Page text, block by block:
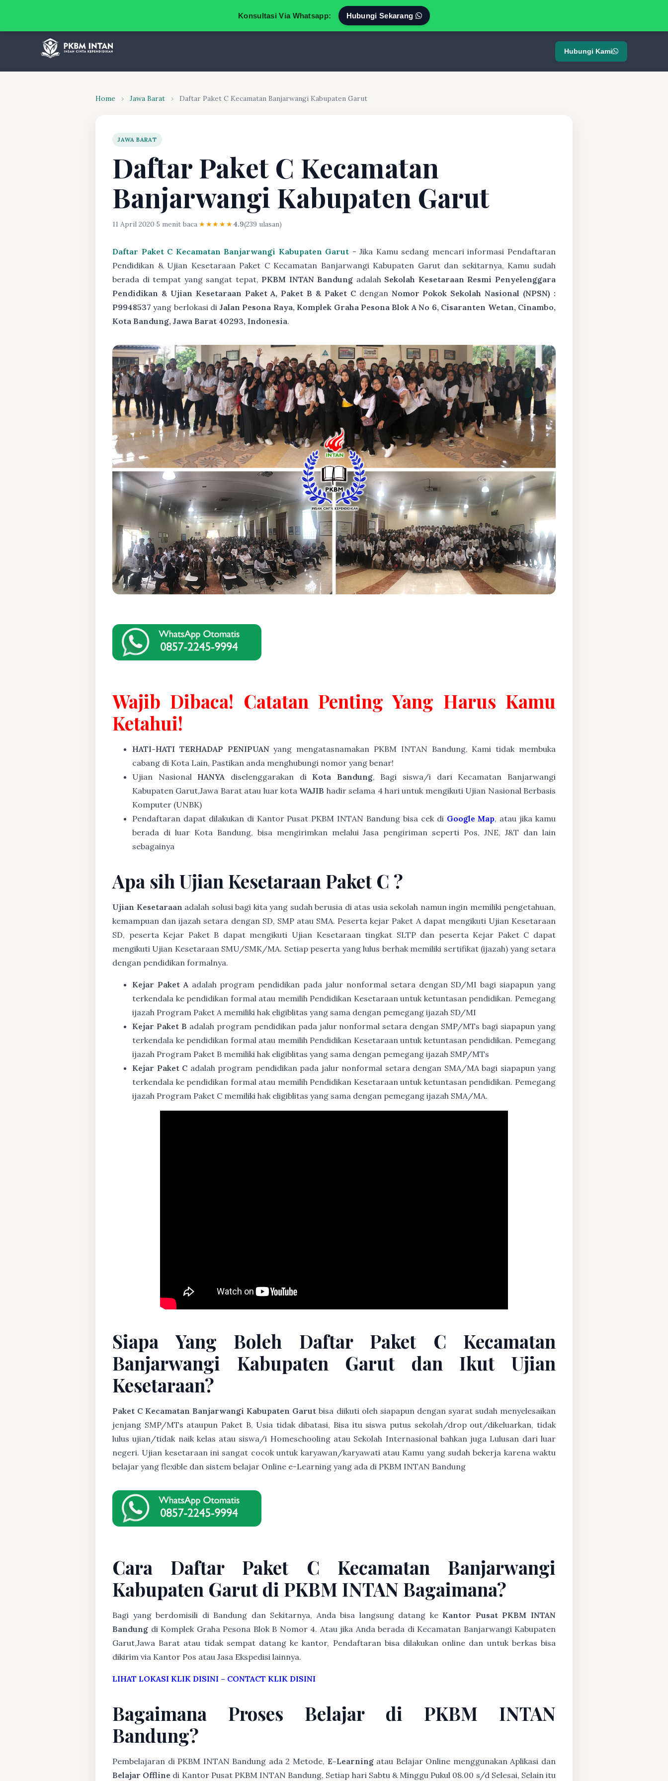
Konsultasi Via Whatsapp: Hubungi Sekarang
Hubungi Kami
Home › Jawa Barat › Daftar Paket C Kecamatan Banjarwangi Kabupaten Garut
JAWA BARAT
Daftar Paket C Kecamatan
Banjarwangi Kabupaten Garut
11 April 2020·5 menit baca·★★★★★4.9(239 ulasan)
Daftar Paket C Kecamatan Banjarwangi Kabupaten Garut - Jika Kamu sedang mencari informasi Pendaftaran
Pendidikan & Ujian Kesetaraan Paket C Kecamatan Banjarwangi Kabupaten Garut dan sekitarnya, Kamu sudah
berada di tempat yang sangat tepat, PKBM INTAN Bandung adalah Sekolah Kesetaraan Resmi Penyelenggara
Pendidikan & Ujian Kesetaraan Paket A, Paket B & Paket Cdengan Nomor Pokok Sekolah Nasional (NPSN) :
P9948537 yang berlokasi di Jalan Pesona Raya, Komplek Graha Pesona Blok A No 6, Cisaranten Wetan, Cinambo,
Kota Bandung, Jawa Barat 40293, Indonesia.
Wajib Dibaca! Catatan Penting Yang Harus Kamu
Ketahui!
HATI-HATI TERHADAP PENIPUANyang mengatasnamakan PKBM INTAN Bandung, Kami tidak membuka
cabang di Kota Lain, Pastikan anda menghubungi nomor yang benar!
Ujian Nasional HANYA diselenggarakan di Kota Bandung, Bagi siswa/i dari Kecamatan Banjarwangi
Kabupaten Garut,Jawa Barat atau luar kota WAJIB hadir selama 4 hari untuk mengikuti Ujian Nasional Berbasis
Komputer (UNBK)
Pendaftaran dapat dilakukan di Kantor Pusat PKBM INTAN Bandung bisa cek di Google Map, atau jika kamu
berada di luar Kota Bandung, bisa mengirimkan melalui Jasa pengiriman seperti Pos, JNE, J&T dan lain
sebagainya
Apa sih Ujian Kesetaraan Paket C ?
Ujian Kesetaraan adalah solusi bagi kita yang sudah berusia di atas usia sekolah namun ingin memiliki pengetahuan,
kemampuan dan ijazah setara dengan SD, SMP atau SMA. Peserta kejar Paket A dapat mengikuti Ujian Kesetaraan
SD, peserta Kejar Paket B dapat mengikuti Ujian Kesetaraan tingkat SLTP dan peserta Kejar Paket C dapat
mengikuti Ujian Kesetaraan SMU/SMK/MA. Setiap peserta yang lulus berhak memiliki sertifikat (ijazah) yang setara
dengan pendidikan formalnya.
Kejar Paket A adalah program pendidikan pada jalur nonformal setara dengan SD/MI bagi siapapun yang
terkendala ke pendidikan formal atau memilih Pendidikan Kesetaraan untuk ketuntasan pendidikan. Pemegang
ijazah Program Paket A memiliki hak eligiblitas yang sama dengan pemegang ijazah SD/MI
Kejar Paket B adalah program pendidikan pada jalur nonformal setara dengan SMP/MTs bagi siapapun yang
terkendala ke pendidikan formal atau memilih Pendidikan Kesetaraan untuk ketuntasan pendidikan. Pemegang
ijazah Program Paket B memiliki hak eligiblitas yang sama dengan pemegang ijazah SMP/MTs
Kejar Paket C adalah program pendidikan pada jalur nonformal setara dengan SMA/MA bagi siapapun yang
terkendala ke pendidikan formal atau memilih Pendidikan Kesetaraan untuk ketuntasan pendidikan. Pemegang
ijazah Program Paket C memiliki hak eligiblitas yang sama dengan pemegang ijazah SMA/MA.
Siapa Yang Boleh Daftar Paket C Kecamatan
Banjarwangi Kabupaten Garut dan Ikut Ujian
Kesetaraan?
Paket C Kecamatan Banjarwangi Kabupaten Garut bisa diikuti oleh siapapun dengan syarat sudah menyelesaikan
jenjang SMP/MTs ataupun Paket B, Usia tidak dibatasi, Bisa itu siswa putus sekolah/drop out/dikeluarkan, tidak
lulus ujian/tidak naik kelas atau siswa/i Homeschooling atau Sekolah Internasional bahkan juga Lulusan dari luar
negeri. Ujian kesetaraan ini sangat cocok untuk karyawan/karyawati atau Kamu yang sudah bekerja karena waktu
belajar yang flexible dan sistem belajar Online e-Learning yang ada di PKBM INTAN Bandung
Cara Daftar Paket C Kecamatan Banjarwangi
Kabupaten Garut di PKBM INTAN Bagaimana?
Bagi yang berdomisili di Bandung dan Sekitarnya, Anda bisa langsung datang ke Kantor Pusat PKBM INTAN
Bandung di Komplek Graha Pesona Blok B Nomor 4. Atau jika Anda berada di Kecamatan Banjarwangi Kabupaten
Garut,Jawa Barat atau tidak sempat datang ke kantor, Pendaftaran bisa dilakukan online dan untuk berkas bisa
dikirim via Kantor Pos atau Jasa Ekspedisi lainnya.
LIHAT LOKASI KLIK DISINI – CONTACT KLIK DISINI
Bagaimana Proses Belajar di PKBM INTAN
Bandung?
Pembelajaran di PKBM INTAN Bandung ada 2 Metode, E-Learningatau Belajar Online menggunakan Aplikasi dan
Belajar Offline di Kantor Pusat PKBM INTAN Bandung, Setiap hari Sabtu & Minggu Pukul 08.00 s/d Selesai, Selain itu